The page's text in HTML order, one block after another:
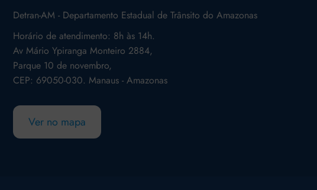
Detran-AM - Departamento Estadual de Trânsito do Amazonas
Horário de atendimento: 8h às 14h.
Av Mário Ypiranga Monteiro 2884,
Parque 10 de novembro,
CEP: 69050-030. Manaus - Amazonas
Ver no mapa